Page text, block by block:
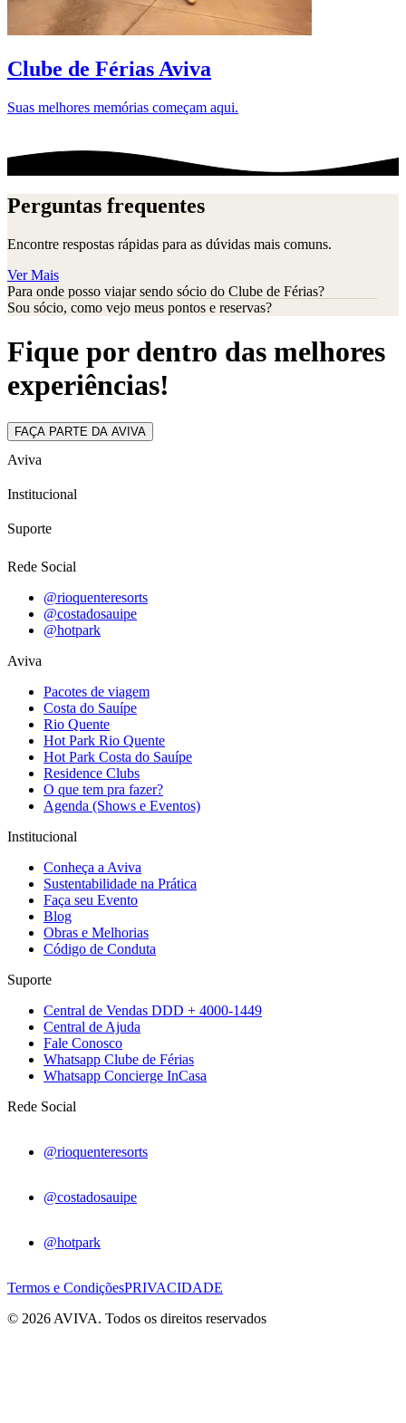
Clube de Férias Aviva
Suas melhores memórias começam aqui.
Perguntas frequentes
Encontre respostas rápidas para as dúvidas mais comuns.
Ver Mais
Para onde posso viajar sendo sócio do Clube de Férias?
Sou sócio, como vejo meus pontos e reservas?
Fique por dentro das melhores
experiências!
FAÇA PARTE DA AVIVA
Aviva
Institucional
Suporte
Rede Social
@rioquenteresorts
@costadosauipe
@hotpark
Aviva
Pacotes de viagem
Costa do Sauípe
Rio Quente
Hot Park Rio Quente
Hot Park Costa do Sauípe
Residence Clubs
O que tem pra fazer?
Agenda (Shows e Eventos)
Institucional
Conheça a Aviva
Sustentabilidade na Prática
Faça seu Evento
Blog
Obras e Melhorias
Código de Conduta
Suporte
Central de Vendas DDD + 4000-1449
Central de Ajuda
Fale Conosco
Whatsapp Clube de Férias
Whatsapp Concierge InCasa
Rede Social
@rioquenteresorts
@costadosauipe
@hotpark
Termos e CondiçõesPRIVACIDADE
© 2026 AVIVA. Todos os direitos reservados